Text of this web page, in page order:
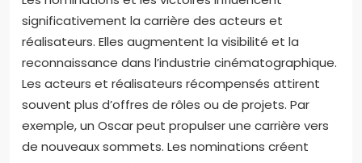
références majeures dans l’industrie
cinématographique.
Comment les nominations et les victoires
influencent-elles la carrière des acteurs et
réalisateurs?
Les nominations et les victoires influencent